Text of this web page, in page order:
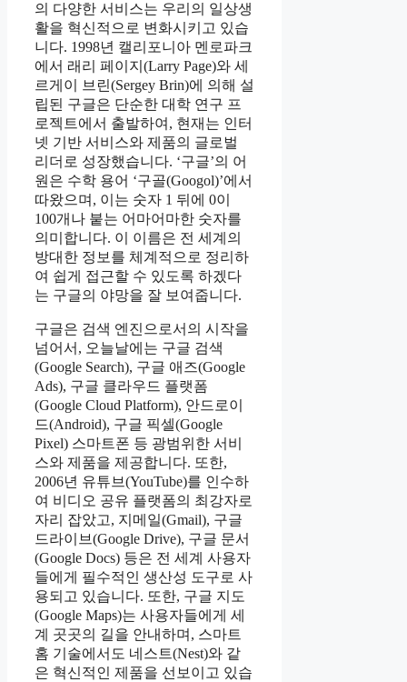
의 다양한 서비스는 우리의 일상생
활을 혁신적으로 변화시키고 있습
니다. 1998년 캘리포니아 멘로파크
에서 래리 페이지(Larry Page)와 세
르게이 브린(Sergey Brin)에 의해 설
립된 구글은 단순한 대학 연구 프
로젝트에서 출발하여, 현재는 인터
넷 기반 서비스와 제품의 글로벌
리더로 성장했습니다. ‘구글’의 어
원은 수학 용어 ‘구골(Googol)’에서
따왔으며, 이는 숫자 1 뒤에 0이
100개나 붙는 어마어마한 숫자를
의미합니다. 이 이름은 전 세계의
방대한 정보를 체계적으로 정리하
여 쉽게 접근할 수 있도록 하겠다
는 구글의 야망을 잘 보여줍니다.
구글은 검색 엔진으로서의 시작을
넘어서, 오늘날에는 구글 검색
(Google Search), 구글 애즈(Google
Ads), 구글 클라우드 플랫폼
(Google Cloud Platform), 안드로이
드(Android), 구글 픽셀(Google
Pixel) 스마트폰 등 광범위한 서비
스와 제품을 제공합니다. 또한,
2006년 유튜브(YouTube)를 인수하
여 비디오 공유 플랫폼의 최강자로
자리 잡았고, 지메일(Gmail), 구글
드라이브(Google Drive), 구글 문서
(Google Docs) 등은 전 세계 사용자
들에게 필수적인 생산성 도구로 사
용되고 있습니다. 또한, 구글 지도
(Google Maps)는 사용자들에게 세
계 곳곳의 길을 안내하며, 스마트
홈 기술에서도 네스트(Nest)와 같
은 혁신적인 제품을 선보이고 있습